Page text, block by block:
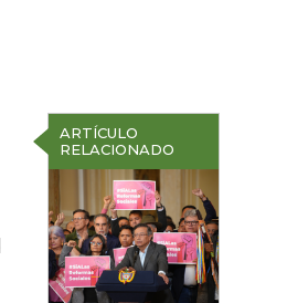
ARTÍCULO
RELACIONADO